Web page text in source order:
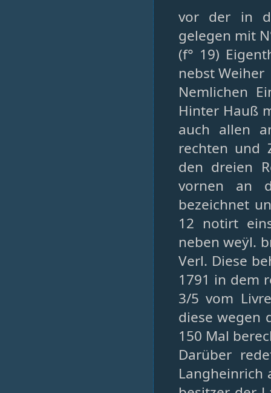
vor der in
gelegen mit
(f° 19)
nebst Weiher
Nemlichen
Hinter Hauß
auch allen
rechten und
den dreien
vornen an
bezeichnet
12 notirt
neben weÿl.
Verl. Diese
1791 in dem
3/5 vom
diese wegen
150 Mal
Darüber
Langheinrich